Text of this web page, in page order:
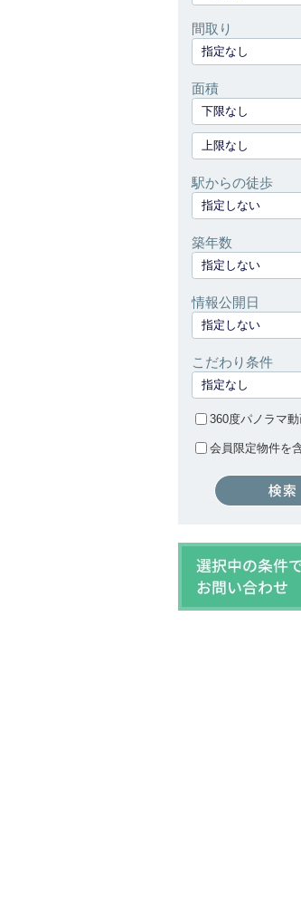
間取り
指定なし
面積
下限なし
上限なし
駅からの徒歩
指定しない
築年数
指定しない
情報公開日
指定しない
こだわり条件
指定なし
360度パノラマ動
会員限定物件を